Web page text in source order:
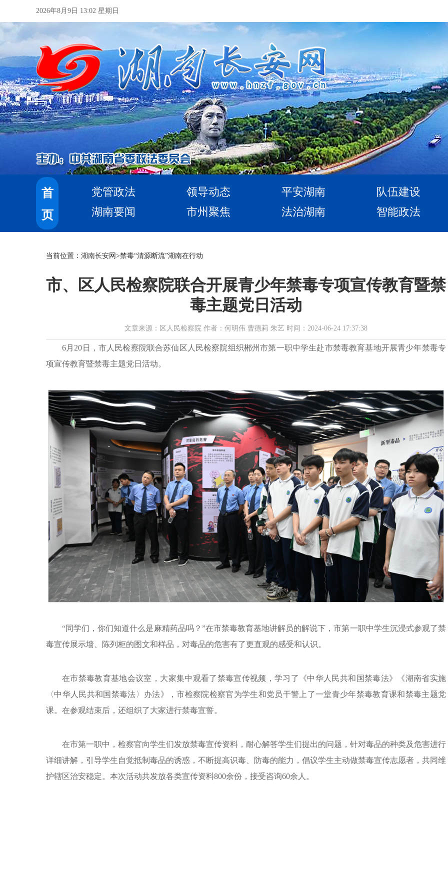
2026年8月9日 13:02 星期日
首
页
党管政法 领导动态 平安湖南
队伍建设
湖南要闻
市州聚焦 法治湖南 智能政法
当前位置： 湖南长安网 >禁毒“清源断流”湖南在行动
市、区人民检察院联合开展青少年禁毒专项宣传教育暨禁
毒主题党日活动
文章来源：区人民检察院 作者：何明伟 曹德莉 朱艺 时间：2024-06-24 17:37:38
6月20日，市人民检察院联合苏仙区人民检察院组织郴州市第一职中学生赴市禁毒教育基地开展青少年禁毒专
项宣传教育暨禁毒主题党日活动。
“同学们，你们知道什么是麻精药品吗？”在市禁毒教育基地讲解员的解说下，市第一职中学生沉浸式参观了禁
毒宣传展示墙、陈列柜的图文和样品，对毒品的危害有了更直观的感受和认识。
在市禁毒教育基地会议室，大家集中观看了禁毒宣传视频，学习了《中华人民共和国禁毒法》《湖南省实施
〈中华人民共和国禁毒法〉办法》，市检察院检察官为学生和党员干警上了一堂青少年禁毒教育课和禁毒主题党
课。在参观结束后，还组织了大家进行禁毒宣誓。
在市第一职中，检察官向学生们发放禁毒宣传资料，耐心解答学生们提出的问题，针对毒品的种类及危害进行
详细讲解，引导学生自觉抵制毒品的诱惑，不断提高识毒、防毒的能力，倡议学生主动做禁毒宣传志愿者，共同维
护辖区治安稳定。本次活动共发放各类宣传资料800余份，接受咨询60余人。